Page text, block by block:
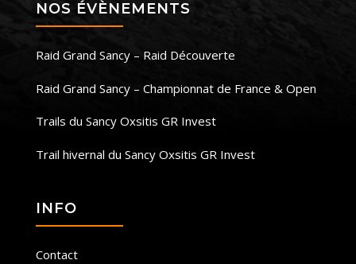
NOS ÉVÈNEMENTS
Raid Grand Sancy – Raid Découverte
Raid Grand Sancy – Championnat de France & Open
Trails du Sancy Oxsitis GR Invest
Trail hivernal du Sancy Oxsitis GR Invest
INFO
Contact